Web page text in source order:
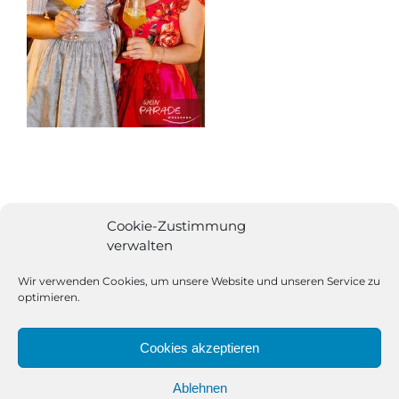
Cookie-Zustimmung
verwalten
Wir verwenden Cookies, um unsere Website und unseren Service zu
optimieren.
Cookies akzeptieren
Ablehnen